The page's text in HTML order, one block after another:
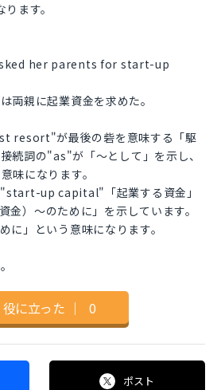
ます。
her parents for start-up
両親に起業資金を求めた。
resort"が最後の砦を意味する「駆
続詞の"as"が「～として」を示し、
味になります。
up capital"「起業する資金」
）～のために」を示しています。
に」という意味になります。
役に立った ｜ 0
ポスト